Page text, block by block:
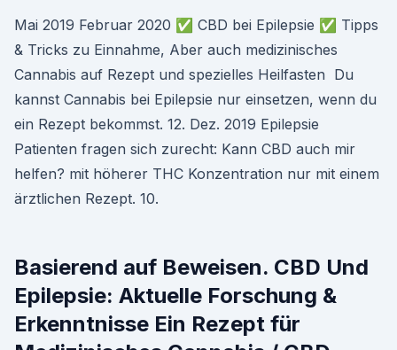
Mai 2019 Februar 2020 ✅ CBD bei Epilepsie ✅ Tipps
& Tricks zu Einnahme, Aber auch medizinisches
Cannabis auf Rezept und spezielles Heilfasten Du
kannst Cannabis bei Epilepsie nur einsetzen, wenn du
ein Rezept bekommst. 12. Dez. 2019 Epilepsie
Patienten fragen sich zurecht: Kann CBD auch mir
helfen? mit höherer THC Konzentration nur mit einem
ärztlichen Rezept. 10.
Basierend auf Beweisen. CBD Und
Epilepsie: Aktuelle Forschung &
Erkenntnisse Ein Rezept für